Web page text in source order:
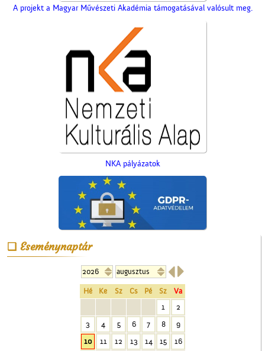
A projekt a Magyar Művészeti Akadémia támogatásával valósult meg.
NKA pályázatok
Eseménynaptár

Hé Ke Sz Cs Pé Sz
Va
1
2
3
4 5 6 7 8
9
10
11 12 13 14 15 16
Érettségi a Ceglédi
Magyar Királyi Állami
Főgimnáziumban
Az Ofotért
A ceglédi vasútállomás